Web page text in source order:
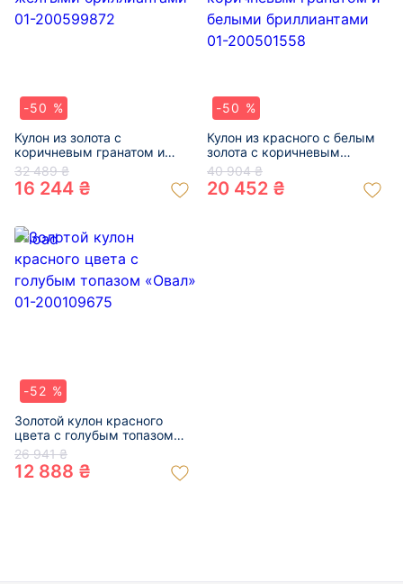
-50 %
Кулон из золота с
коричневым гранатом и
желтыми бриллиантами 01-
200599872
32 489 ₴
16 244 ₴
-50 %
Кулон из красного с белым
золота с коричневым
гранатом и белыми
бриллиантами 01-200501558
40 904 ₴
20 452 ₴
-52 %
Золотой кулон красного
цвета с голубым топазом
«Овал» 01-200109675
26 941 ₴
12 888 ₴